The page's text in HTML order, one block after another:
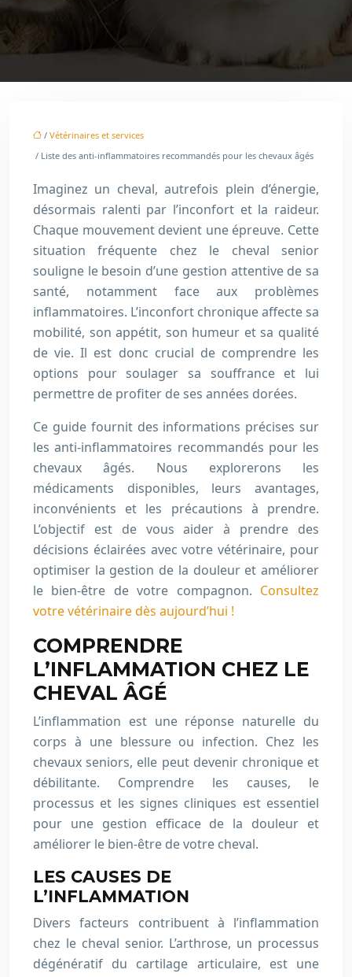
/ Vétérinaires et services
/ Liste des anti-inflammatoires recommandés pour les chevaux âgés
Imaginez un cheval, autrefois plein d’énergie,
désormais ralenti par l’inconfort et la raideur.
Chaque mouvement devient une épreuve. Cette
situation fréquente chez le cheval senior
souligne le besoin d’une gestion attentive de sa
santé, notamment face aux problèmes
inflammatoires. L’inconfort chronique affecte sa
mobilité, son appétit, son humeur et sa qualité
de vie. Il est donc crucial de comprendre les
options pour soulager sa souffrance et lui
permettre de profiter de ses années dorées.
Ce guide fournit des informations précises sur
les anti-inflammatoires recommandés pour les
chevaux âgés. Nous explorerons les
médicaments disponibles, leurs avantages,
inconvénients et les précautions à prendre.
L’objectif est de vous aider à prendre des
décisions éclairées avec votre vétérinaire, pour
optimiser la gestion de la douleur et améliorer
le bien-être de votre compagnon. Consultez
votre vétérinaire dès aujourd’hui !
COMPRENDRE
L’INFLAMMATION CHEZ LE
CHEVAL ÂGÉ
L’inflammation est une réponse naturelle du
corps à une blessure ou infection. Chez les
chevaux seniors, elle peut devenir chronique et
débilitante. Comprendre les causes, le
processus et les signes cliniques est essentiel
pour une gestion efficace de la douleur et
améliorer le bien-être de votre cheval.
LES CAUSES DE
L’INFLAMMATION
Divers facteurs contribuent à l’inflammation
chez le cheval senior. L’arthrose, un processus
dégénératif du cartilage articulaire, est une